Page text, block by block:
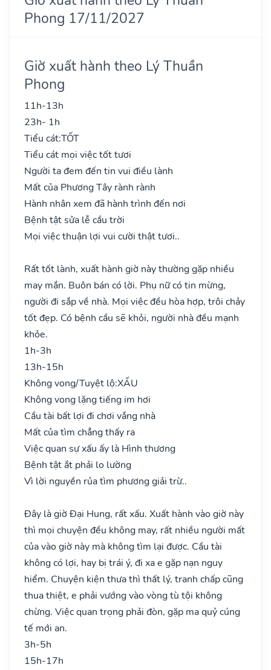
Phong 17/11/2027
Giờ xuất hành theo Lý Thuần
Phong
11h-13h
23h- 1h
Tiểu cát:TỐT
Tiểu cát mọi việc tốt tươi
Người ta đem đến tin vui điều lành
Mất của Phương Tây rành rành
Hành nhân xem đã hành trình đến nơi
Bệnh tật sửa lễ cầu trời
Mọi việc thuận lợi vui cười thật tươi..
Rất tốt lành, xuất hành giờ này thường gặp nhiều
may mắn. Buôn bán có lời. Phụ nữ có tin mừng,
người đi sắp về nhà. Mọi việc đều hòa hợp, trôi chảy
tốt đẹp. Có bệnh cầu sẽ khỏi, người nhà đều mạnh
khỏe.
1h-3h
13h-15h
Không vong/Tuyệt lộ:XẤU
Không vong lặng tiếng im hơi
Cầu tài bất lợi đi chơi vắng nhà
Mất của tìm chẳng thấy ra
Việc quan sự xấu ấy là Hình thương
Bệnh tật ắt phải lo lường
Vì lời nguyền rủa tìm phương giải trừ..
Đây là giờ Đại Hung, rất xấu. Xuất hành vào giờ này
thì mọi chuyện đều không may, rất nhiều người mất
của vào giờ này mà không tìm lại được. Cầu tài
không có lợi, hay bị trái ý, đi xa e gặp nạn nguy
hiểm. Chuyện kiện thưa thì thất lý, tranh chấp cũng
thua thiệt, e phải vướng vào vòng tù tội không
chừng. Việc quan trọng phải đòn, gặp ma quỷ cúng
tế mới an.
3h-5h
15h-17h